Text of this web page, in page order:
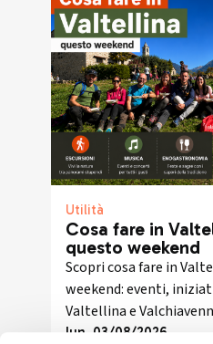
Utilità
Cosa fare in
questo weekend
Scopri cosa fare in
weekend: eventi,
Valtellina e
ogni settimana.
lun, 03/08/2026